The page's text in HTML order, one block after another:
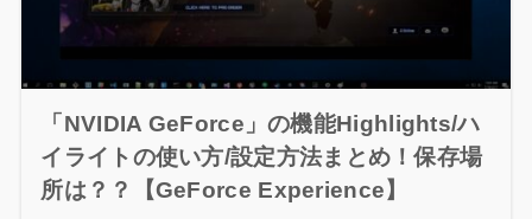
「NVIDIA GeForce」の機能Highlights/ハ
イライトの使い方/設定方法まとめ！保存場
所は？？【GeForce Experience】